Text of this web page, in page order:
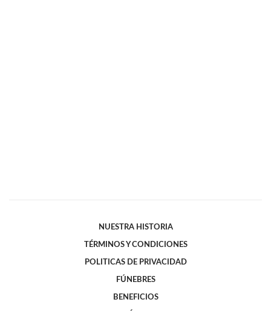
NUESTRA HISTORIA
TÉRMINOS Y CONDICIONES
POLITICAS DE PRIVACIDAD
FÚNEBRES
BENEFICIOS